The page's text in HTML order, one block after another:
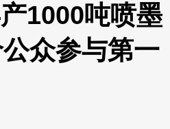
1000吨喷墨
众参与第一